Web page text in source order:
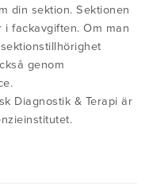
FÖR
(PDF)
EXAMEN I
din sektion. Sektionen
fackavgiften. Om man
genom
Diagnostik & Terapi är